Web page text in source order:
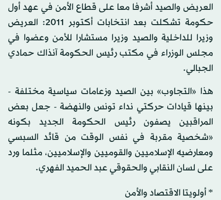
العريض والصيد أشرفا معا على قطاع الأمن في عهد أول
حكومة تشكلت بعد انتخابات أكتوبر 2011: العريض
وزيرا للداخلية والصيد وزيرا مستشارا للأمن وعضوا في
مجلس الوزراء في مكتب رئيس الحكومة آنذاك حمادي
الجبالي.
هذا «التجاوب» بين الصيد وزعامات سياسية مختلفة -
بينها قيادات حركتي نداء تونس والنهضة - جعل بعض
المراقبين يصفون رئيس الحكومة الجديد بكونه
«شخصية مقربة في نفس الوقت من قائد السبسي
ومعارضيه الإسلاميين والقوميين والإسلاميين، مثلما ورد
على لسان النقابي والحقوقي عبد الحميد الفهري.
* أولويتا الاقتصاد والأمن